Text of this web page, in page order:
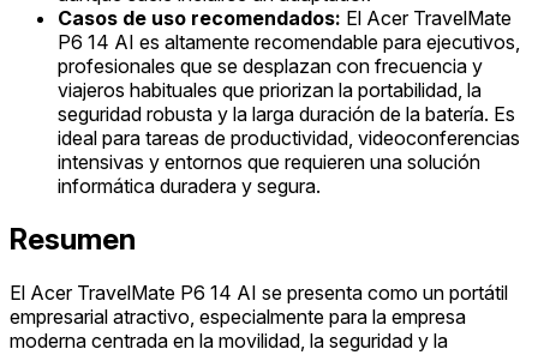
Casos de uso recomendados: El Acer TravelMate
P6 14 AI es altamente recomendable para ejecutivos,
profesionales que se desplazan con frecuencia y
viajeros habituales que priorizan la portabilidad, la
seguridad robusta y la larga duración de la batería. Es
ideal para tareas de productividad, videoconferencias
intensivas y entornos que requieren una solución
informática duradera y segura.
Resumen
El Acer TravelMate P6 14 AI se presenta como un portátil
empresarial atractivo, especialmente para la empresa
moderna centrada en la movilidad, la seguridad y la